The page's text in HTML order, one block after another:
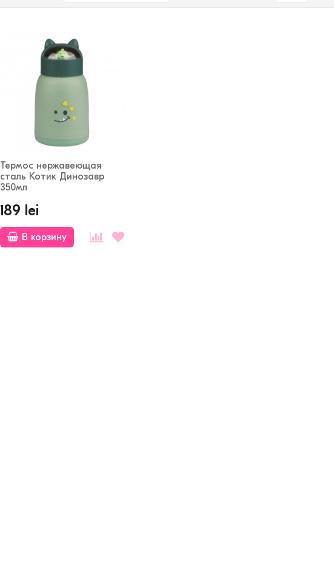
Термос нержавеющая
сталь Котик Динозавр
350мл
189 lei
В корзину